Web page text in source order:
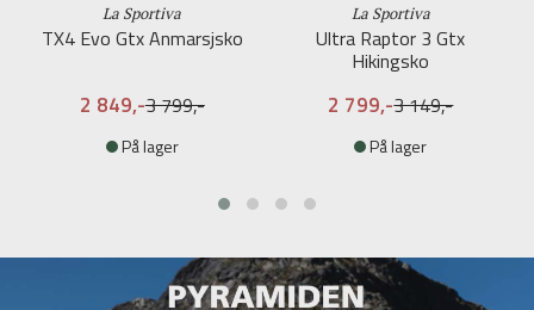
La Sportiva
TX4 Evo Gtx Anmarsjsko
3 799,-
2 849,-
På lager
La Sportiva
Ultra Raptor 3 Gtx
Hikingsko
3 149,-
2 799,-
På lager